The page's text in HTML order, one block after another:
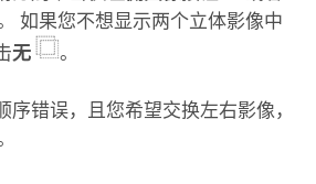
如果您不想显示两个立体影像中
无 。
序错误，且您希望交换左右影像，